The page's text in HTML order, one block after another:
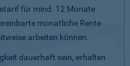
für mind. 12 Monate
monatliche Rente
arbeiten können.
dauerhaft sein, erhalten